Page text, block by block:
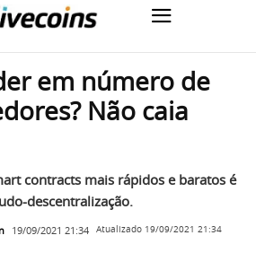
em número de
Não caia
contracts mais rápidos e baratos é
descentralização.
19/09/2021 21:34 Atualizado 19/09/2021 21:34